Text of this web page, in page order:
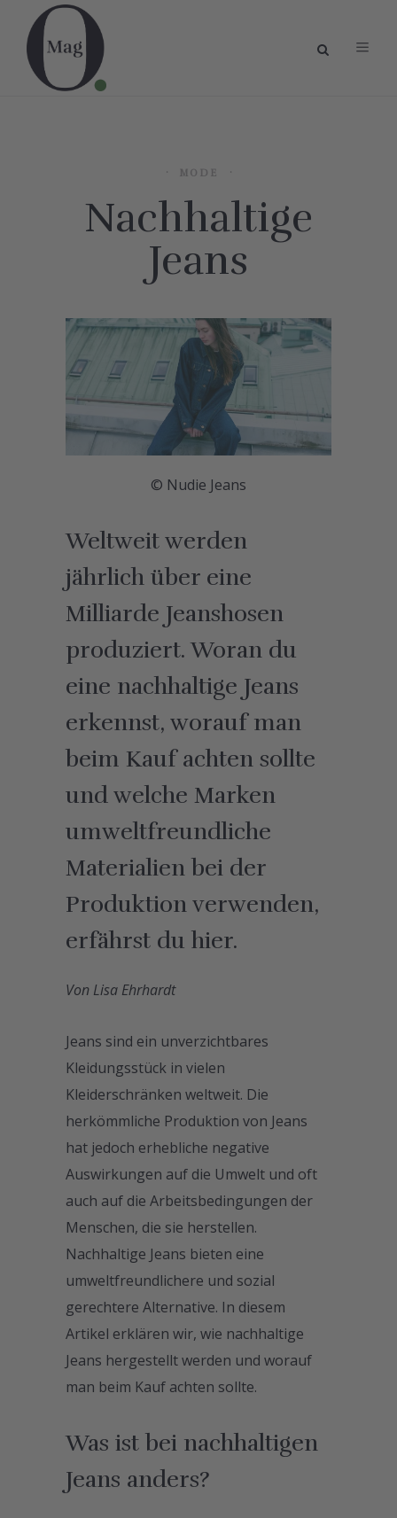
MODE
Nachhaltige
Jeans
© Nudie Jeans
Weltweit werden
jährlich über eine
Milliarde Jeanshosen
produziert. Woran du
eine nachhaltige Jeans
erkennst, worauf man
beim Kauf achten sollte
und welche Marken
umweltfreundliche
Materialien bei der
Produktion verwenden,
erfährst du hier.
Von Lisa Ehrhardt
Jeans sind ein unverzichtbares
Kleidungsstück in vielen
Kleiderschränken weltweit. Die
herkömmliche Produktion von Jeans
hat jedoch erhebliche negative
Auswirkungen auf die Umwelt und oft
auch auf die Arbeitsbedingungen der
Menschen, die sie herstellen.
Nachhaltige Jeans bieten eine
umweltfreundlichere und sozial
gerechtere Alternative. In diesem
Artikel erklären wir, wie nachhaltige
Jeans hergestellt werden und worauf
man beim Kauf achten sollte.
Was ist bei nachhaltigen
Jeans anders?